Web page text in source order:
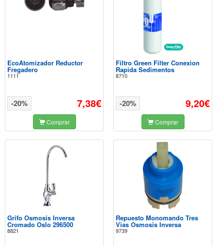
EcoAtomizador Reductor
Fregadero
1111
7,38€
-20%
Comprar
Filtro Green Filter Conexion
Rapida Sedimentos
8710
9,20€
-20%
Comprar
Grifo Osmosis Inversa
Cromado Oslo 296500
8821
Repuesto Monomando Tres
Vias Osmosis Inversa
9739